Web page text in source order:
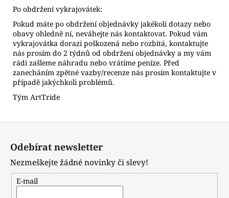
Po obdržení vykrajovátek:
Pokud máte po obdržení objednávky jakékoli dotazy nebo
obavy ohledně ní, neváhejte nás kontaktovat. Pokud vám
vykrajovátka dorazí poškozená nebo rozbitá, kontaktujte
nás prosím do 2 týdnů od obdržení objednávky a my vám
rádi zašleme náhradu nebo vrátíme peníze. Před
zanecháním zpětné vazby/recenze nás prosím kontaktujte v
případě jakýchkoli problémů.
Tým ArtTride
Odebírat newsletter
Nezmeškejte žádné novinky či slevy!
E-mail